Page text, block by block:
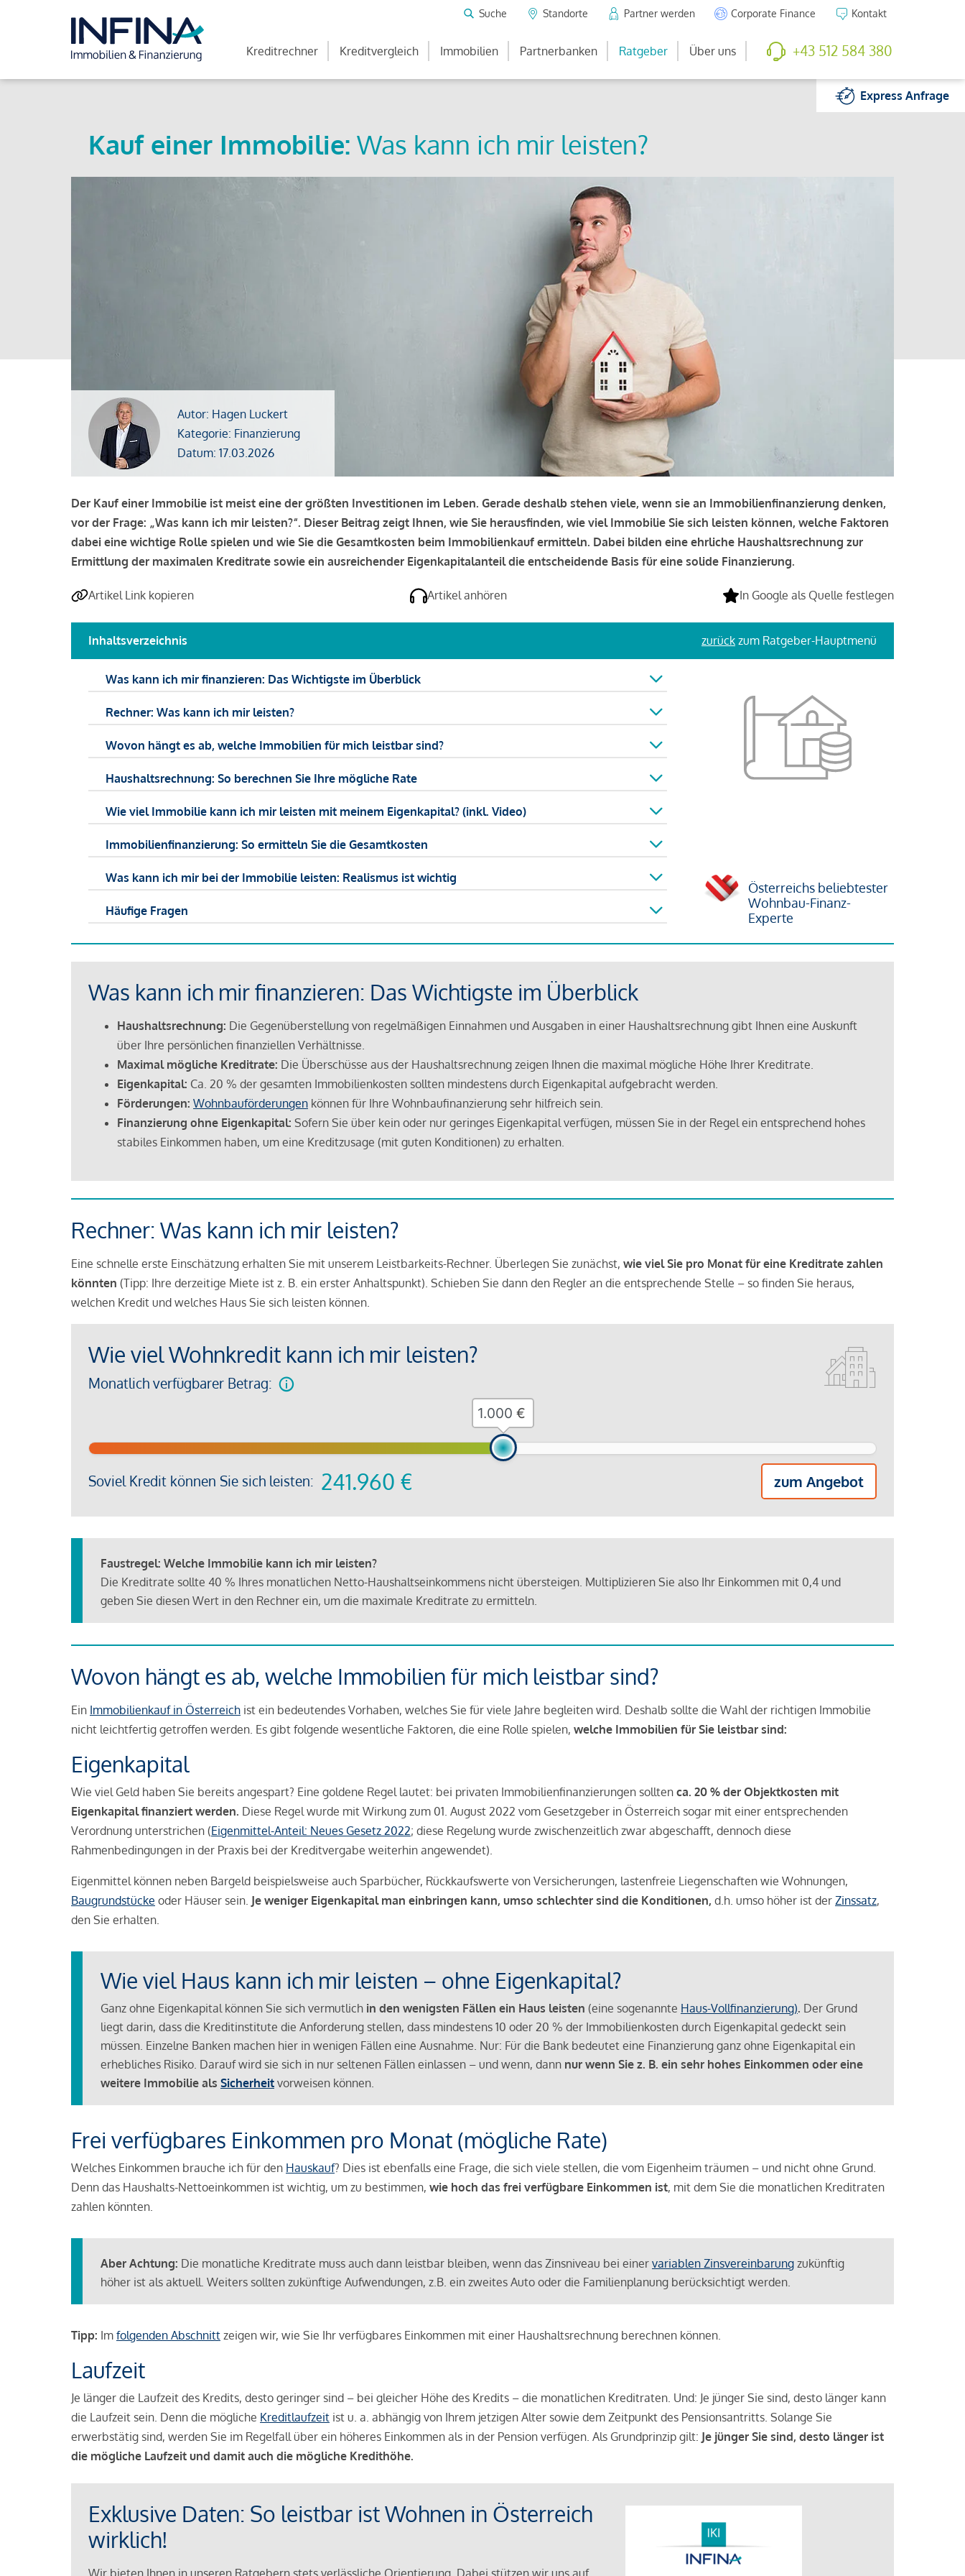
Suche Standorte Partner werden Corporate Finance Kontakt
Kreditrechner Kreditvergleich Immobilien Partnerbanken Ratgeber Über uns +43 512 584 380
ExpressAnfrage
Kauf einer Immobilie: Was kann ich mir leisten?
Autor: Hagen Luckert
Kategorie: Finanzierung
Datum: 17.03.2026
Der Kauf einer Immobilie ist meist eine der größten Investitionen im Leben. Gerade deshalb stehen viele, wenn sie an Immobilienfinanzierung denken,
vor der Frage: „Was kann ich mir leisten?“. Dieser Beitrag zeigt Ihnen, wie Sie herausfinden, wie viel Immobilie Sie sich leisten können, welche Faktoren
dabei eine wichtige Rolle spielen und wie Sie die Gesamtkosten beim Immobilienkauf ermitteln. Dabei bilden eine ehrliche Haushaltsrechnung zur
Ermittlung der maximalen Kreditrate sowie ein ausreichender Eigenkapitalanteil die entscheidende Basis für eine solide Finanzierung.
Artikel Link kopieren Artikel anhören In Google als Quelle festlegen
Inhaltsverzeichnis zurück zum Ratgeber-Hauptmenü
Was kann ich mir finanzieren: Das Wichtigste im Überblick
Rechner: Was kann ich mir leisten?
Wovon hängt es ab, welche Immobilien für mich leistbar sind?
Haushaltsrechnung: So berechnen Sie Ihre mögliche Rate
Wie viel Immobilie kann ich mir leisten mit meinem Eigenkapital? (inkl. Video)
Immobilienfinanzierung: So ermitteln Sie die Gesamtkosten
Was kann ich mir bei der Immobilie leisten: Realismus ist wichtig
Häufige Fragen
Österreichs beliebtester
Wohnbau-Finanz-
Experte
Was kann ich mir finanzieren: Das Wichtigste im Überblick
Haushaltsrechnung: Die Gegenüberstellung von regelmäßigen Einnahmen und Ausgaben in einer Haushaltsrechnung gibt Ihnen eine Auskunft
über Ihre persönlichen finanziellen Verhältnisse.
Maximal mögliche Kreditrate: Die Überschüsse aus der Haushaltsrechnung zeigen Ihnen die maximal mögliche Höhe Ihrer Kreditrate.
Eigenkapital: Ca. 20 % der gesamten Immobilienkosten sollten mindestens durch Eigenkapital aufgebracht werden.
Förderungen: Wohnbauförderungen können für Ihre Wohnbaufinanzierung sehr hilfreich sein.
Finanzierung ohne Eigenkapital: Sofern Sie über kein oder nur geringes Eigenkapital verfügen, müssen Sie in der Regel ein entsprechend hohes
stabiles Einkommen haben, um eine Kreditzusage (mit guten Konditionen) zu erhalten.
Rechner: Was kann ich mir leisten?
Eine schnelle erste Einschätzung erhalten Sie mit unserem Leistbarkeits-Rechner. Überlegen Sie zunächst, wie viel Sie pro Monat für eine Kreditrate zahlen
könnten (Tipp: Ihre derzeitige Miete ist z. B. ein erster Anhaltspunkt). Schieben Sie dann den Regler an die entsprechende Stelle – so finden Sie heraus,
welchen Kredit und welches Haus Sie sich leisten können.
Wie viel Wohnkredit kann ich mir leisten?
Monatlich verfügbarer Betrag:
Soviel Kredit können Sie sich leisten: 241.960 € zum Angebot
€
Faustregel: Welche Immobilie kann ich mir leisten?
Die Kreditrate sollte 40 % Ihres monatlichen Netto-Haushaltseinkommens nicht übersteigen. Multiplizieren Sie also Ihr Einkommen mit 0,4 und
geben Sie diesen Wert in den Rechner ein, um die maximale Kreditrate zu ermitteln.
Wovon hängt es ab, welche Immobilien für mich leistbar sind?
Ein Immobilienkauf in Österreich ist ein bedeutendes Vorhaben, welches Sie für viele Jahre begleiten wird. Deshalb sollte die Wahl der richtigen Immobilie
nicht leichtfertig getroffen werden. Es gibt folgende wesentliche Faktoren, die eine Rolle spielen, welche Immobilien für Sie leistbar sind:
Eigenkapital
Wie viel Geld haben Sie bereits angespart? Eine goldene Regel lautet: bei privaten Immobilienfinanzierungen sollten ca. 20 % der Objektkosten mit
Eigenkapital finanziert werden. Diese Regel wurde mit Wirkung zum 01. August 2022 vom Gesetzgeber in Österreich sogar mit einer entsprechenden
Verordnung unterstrichen (Eigenmittel-Anteil: Neues Gesetz 2022; diese Regelung wurde zwischenzeitlich zwar abgeschafft, dennoch diese
Rahmenbedingungen in der Praxis bei der Kreditvergabe weiterhin angewendet).
Eigenmittel können neben Bargeld beispielsweise auch Sparbücher, Rückkaufswerte von Versicherungen, lastenfreie Liegenschaften wie Wohnungen,
Baugrundstücke oder Häuser sein. Je weniger Eigenkapital man einbringen kann, umso schlechter sind die Konditionen, d.h. umso höher ist der Zinssatz,
den Sie erhalten.
Wie viel Haus kann ich mir leisten – ohne Eigenkapital?
Ganz ohne Eigenkapital können Sie sich vermutlich in den wenigsten Fällen ein Haus leisten (eine sogenannte Haus-Vollfinanzierung). Der Grund
liegt darin, dass die Kreditinstitute die Anforderung stellen, dass mindestens 10 oder 20 % der Immobilienkosten durch Eigenkapital gedeckt sein
müssen. Einzelne Banken machen hier in wenigen Fällen eine Ausnahme. Nur: Für die Bank bedeutet eine Finanzierung ganz ohne Eigenkapital ein
erhebliches Risiko. Darauf wird sie sich in nur seltenen Fällen einlassen – und wenn, dann nur wenn Sie z. B. ein sehr hohes Einkommen oder eine
weitere Immobilie als Sicherheit vorweisen können.
Frei verfügbares Einkommen pro Monat (mögliche Rate)
Welches Einkommen brauche ich für den Hauskauf? Dies ist ebenfalls eine Frage, die sich viele stellen, die vom Eigenheim träumen – und nicht ohne Grund.
Denn das Haushalts-Nettoeinkommen ist wichtig, um zu bestimmen, wie hoch das frei verfügbare Einkommen ist, mit dem Sie die monatlichen Kreditraten
zahlen könnten.
Aber Achtung: Die monatliche Kreditrate muss auch dann leistbar bleiben, wenn das Zinsniveau bei einer variablen Zinsvereinbarung zukünftig
höher ist als aktuell. Weiters sollten zukünftige Aufwendungen, z.B. ein zweites Auto oder die Familienplanung berücksichtigt werden.
Tipp: Im folgenden Abschnitt zeigen wir, wie Sie Ihr verfügbares Einkommen mit einer Haushaltsrechnung berechnen können.
Laufzeit
Je länger die Laufzeit des Kredits, desto geringer sind – bei gleicher Höhe des Kredits – die monatlichen Kreditraten. Und: Je jünger Sie sind, desto länger kann
die Laufzeit sein. Denn die mögliche Kreditlaufzeit ist u. a. abhängig von Ihrem jetzigen Alter sowie dem Zeitpunkt des Pensionsantritts. Solange Sie
erwerbstätig sind, werden Sie im Regelfall über ein höheres Einkommen als in der Pension verfügen. Als Grundprinzip gilt: Je jünger Sie sind, desto länger ist
die mögliche Laufzeit und damit auch die mögliche Kredithöhe.
Exklusive Daten: So leistbar ist Wohnen in Österreich
wirklich!